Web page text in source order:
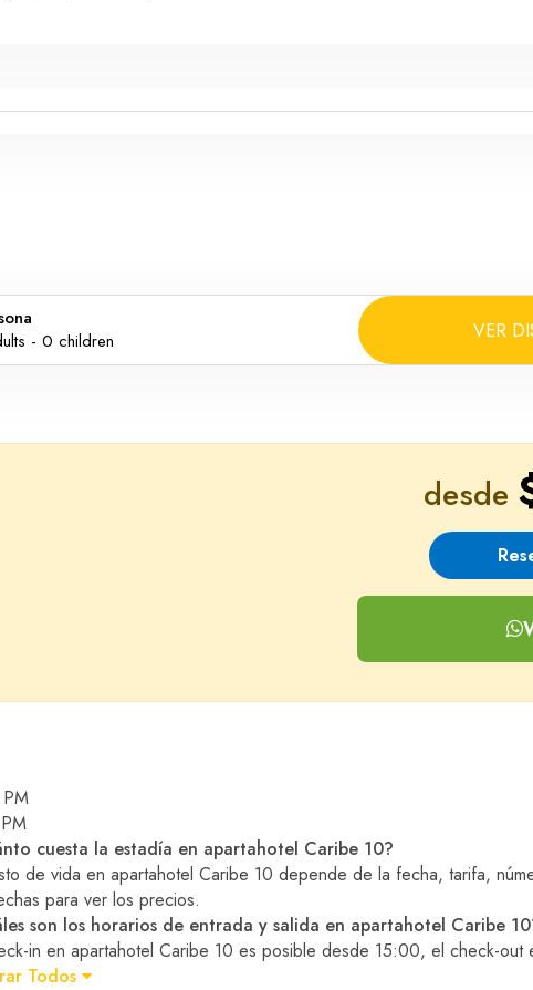
-0 children VER
desde
cuesta la estadía en apartahotel Caribe 10?
de vida en apartahotel Caribe 10 depende de la fecha, tarifa,
para ver los precios.
son los horarios de entrada y salida en apartahotel Caribe
in en apartahotel Caribe 10 es posible desde 15:00, el check-out
Todos